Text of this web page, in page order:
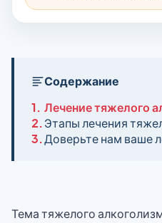
Содержание
1. Лечение тяжелого
2.Этапы лечения
3.Доверьте нам ваше
Тема тяжелого